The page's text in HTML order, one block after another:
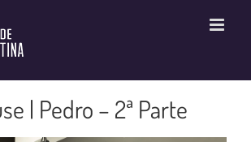
| Pedro – 2ª Parte